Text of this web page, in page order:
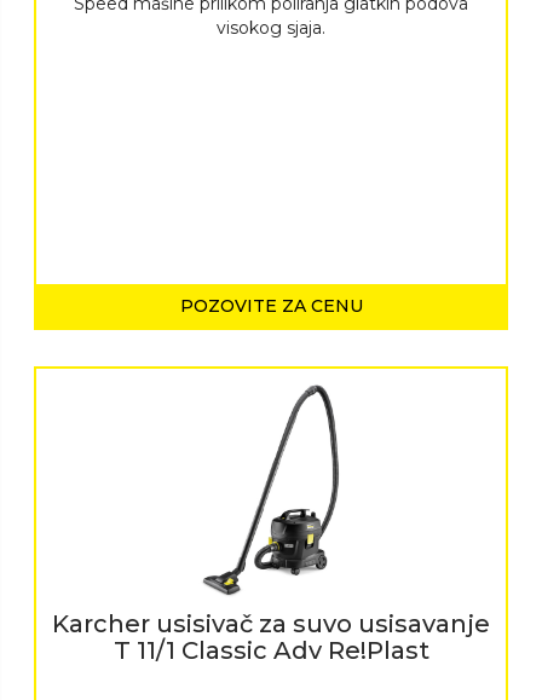
visokog sjaja.
POZOVITE ZA CENU
Karcher usisivač za suvo usisavanje
T 11/1 Classic Adv Re!Plast